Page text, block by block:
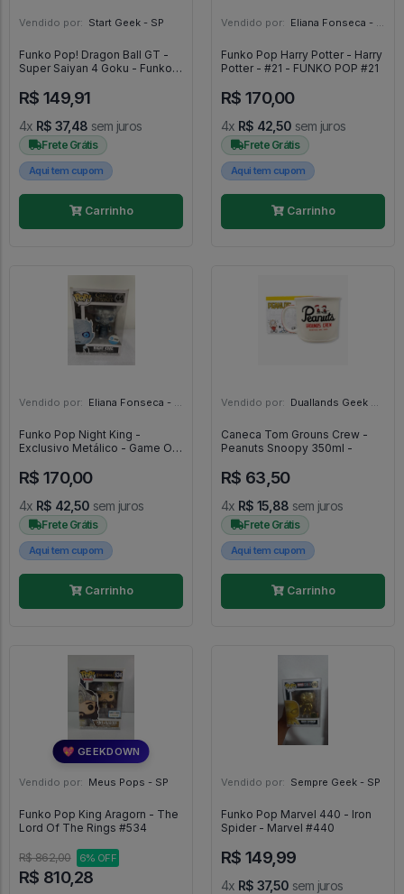
Vendido por: Start Geek - SP
Funko Pop! Dragon Ball GT -
Super Saiyan 4 Goku - Funko
R$ 149,91
4x R$ 37,48 sem juros
Frete Grátis
Aqui tem cupom
Carrinho
Vendido por: Eliana Fonseca - SP
Funko Pop Harry Potter - Harry
Potter - #21 - FUNKO POP #21
R$ 170,00
4x R$ 42,50 sem juros
Frete Grátis
Aqui tem cupom
Carrinho
Vendido por: Eliana Fonseca - SP
Funko Pop Night King -
Exclusivo Metálico - Game Of
#44
R$ 170,00
4x R$ 42,50 sem juros
Frete Grátis
Aqui tem cupom
Carrinho
Vendido por: Duallands Geek Store - RS
Caneca Tom Grouns Crew -
Peanuts Snoopy 350ml -
R$ 63,50
4x R$ 15,88 sem juros
Frete Grátis
Aqui tem cupom
Carrinho
💖 GEEKDOWN
Vendido por: Meus Pops - SP
Funko Pop King Aragorn - The
Lord Of The Rings #534
R$ 862,00 6% OFF
R$ 810,28
Vendido por: Sempre Geek - SP
Funko Pop Marvel 440 - Iron
Spider - Marvel #440
R$ 149,99
4x R$ 37,50 sem juros